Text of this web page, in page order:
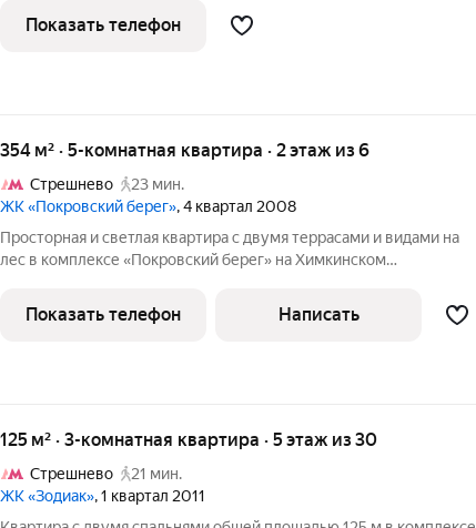
ДОКУМЕНТЫ: ДВА СОВЕРШЕННОЛЕТНИХ собственника, НЕ
ИСПОЛЬЗОВАЛСЯ мат. капитал, БЕЗ
Показать телефон
354 м² · 5-комнатная квартира · 2 этаж из 6
Стрешнево
23 мин.
ЖК «Покровский берег», 4 квартал 2008
Просторная и светлая квартира с двумя террасами и видами на
лес в комплексе «Покровский берег» на Химкинском
расположена на первом этаже. Планировка: кухня-гостиная с
выходом на большую террасу и
Показать телефон Написать
125 м² · 3-комнатная квартира · 5 этаж из 30
Стрешнево
21 мин.
ЖК «Зодиак», 1 квартал 2011